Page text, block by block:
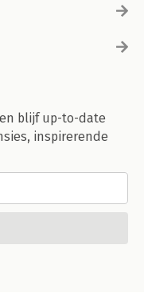
blijf up-to-date
inspirerende